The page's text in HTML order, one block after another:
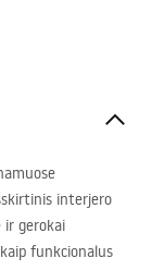
interjero
ir gerokai
funkcionalus